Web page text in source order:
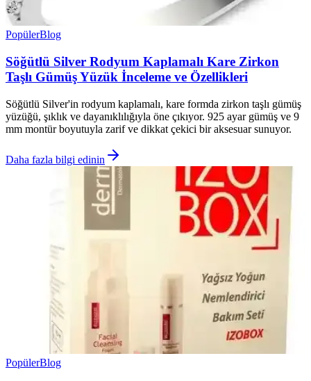
PopülerBlog
Söğütlü Silver Rodyum Kaplamalı Kare Zirkon
Taşlı Gümüş Yüzük İnceleme ve Özellikleri
Söğütlü Silver'in rodyum kaplamalı, kare formda zirkon taşlı gümüş
yüzüğü, şıklık ve dayanıklılığıyla öne çıkıyor. 925 ayar gümüş ve 9
mm montür boyutuyla zarif ve dikkat çekici bir aksesuar sunuyor.
Daha fazla bilgi edinin
PopülerBlog